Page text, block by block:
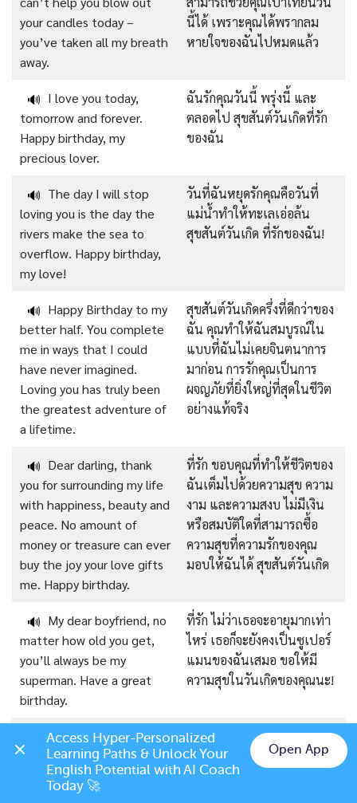
your candles today –
you’ve taken all my breath
away.
นี้ได้ เพราะคุณได้พรากลม
หายใจของฉันไปหมดแล้ว
🔊 I love you today,
tomorrow and forever.
Happy birthday, my
precious lover.
ฉันรักคุณวันนี้ พรุ่งนี้ และ
ตลอดไป สุขสันต์วันเกิดที่รัก
ของฉัน
🔊 The day I will stop
loving you is the day the
rivers make the sea to
overflow. Happy birthday,
my love!
วันที่ฉันหยุดรักคุณคือวันที่
แม่น้ำทำให้ทะเลเอ่อล้น
สุขสันต์วันเกิด ที่รักของฉัน!
🔊 Happy Birthday to my
better half. You complete
me in ways that I could
have never imagined.
Loving you has truly been
the greatest adventure of
a lifetime.
สุขสันต์วันเกิดครึ่งที่ดีกว่าของ
ฉัน คุณทำให้ฉันสมบูรณ์ใน
แบบที่ฉันไม่เคยจินตนาการ
มาก่อน การรักคุณเป็นการ
ผจญภัยที่ยิ่งใหญ่ที่สุดในชีวิต
อย่างแท้จริง
🔊 Dear darling, thank
you for surrounding my life
with happiness, beauty and
peace. No amount of
money or treasure can ever
buy the joy your love gifts
me. Happy birthday.
ที่รัก ขอบคุณที่ทำให้ชีวิตของ
ฉันเต็มไปด้วยความสุข ความ
งาม และความสงบ ไม่มีเงิน
หรือสมบัติใดที่สามารถซื้อ
ความสุขที่ความรักของคุณ
มอบให้ฉันได้ สุขสันต์วันเกิด
🔊 My dear boyfriend, no
matter how old you get,
you’ll always be my
superman. Have a great
birthday.
ที่รัก ไม่ว่าเธอจะอายุมากเท่า
ไหร่ เธอก็จะยังคงเป็นซูเปอร์
แมนของฉันเสมอ ขอให้มี
ความสุขในวันเกิดของคุณนะ!
Sweet baby, you have
no idea how much I wish
you were here with me on
this special day. I hope you
ที่รัก คุณไม่รู้เลยว่าฉัน
ปรารถนาให้คุณอยู่ที่นี่กับฉัน
ในวันพิเศษนี้มากแค่ไหน ฉัน
Chat on LINE
Access Hyper-Personalized
Learning Paths & Unlock Your
English Potential with AI Coach
Today 🚀
Open App